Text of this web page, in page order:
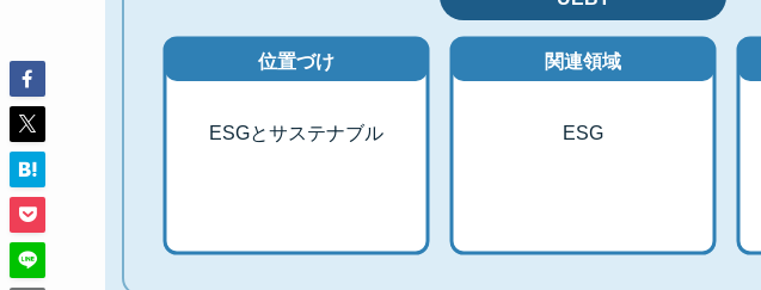
位置づけ
ESGとサステナブル
関連領域
ESG